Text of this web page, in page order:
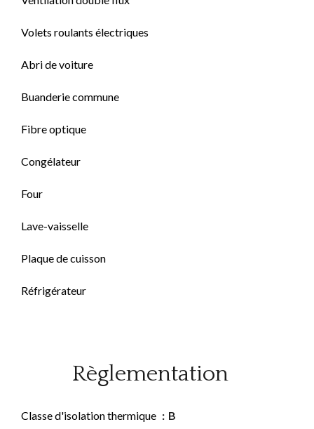
Volets roulants électriques
Abri de voiture
Buanderie commune
Fibre optique
Congélateur
Four
Lave-vaisselle
Plaque de cuisson
Réfrigérateur
Règlementation
Classe d'isolation thermique B